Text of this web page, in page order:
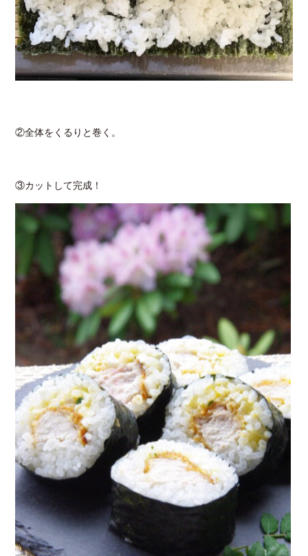
②全体をくるりと巻く。
③カットして完成！